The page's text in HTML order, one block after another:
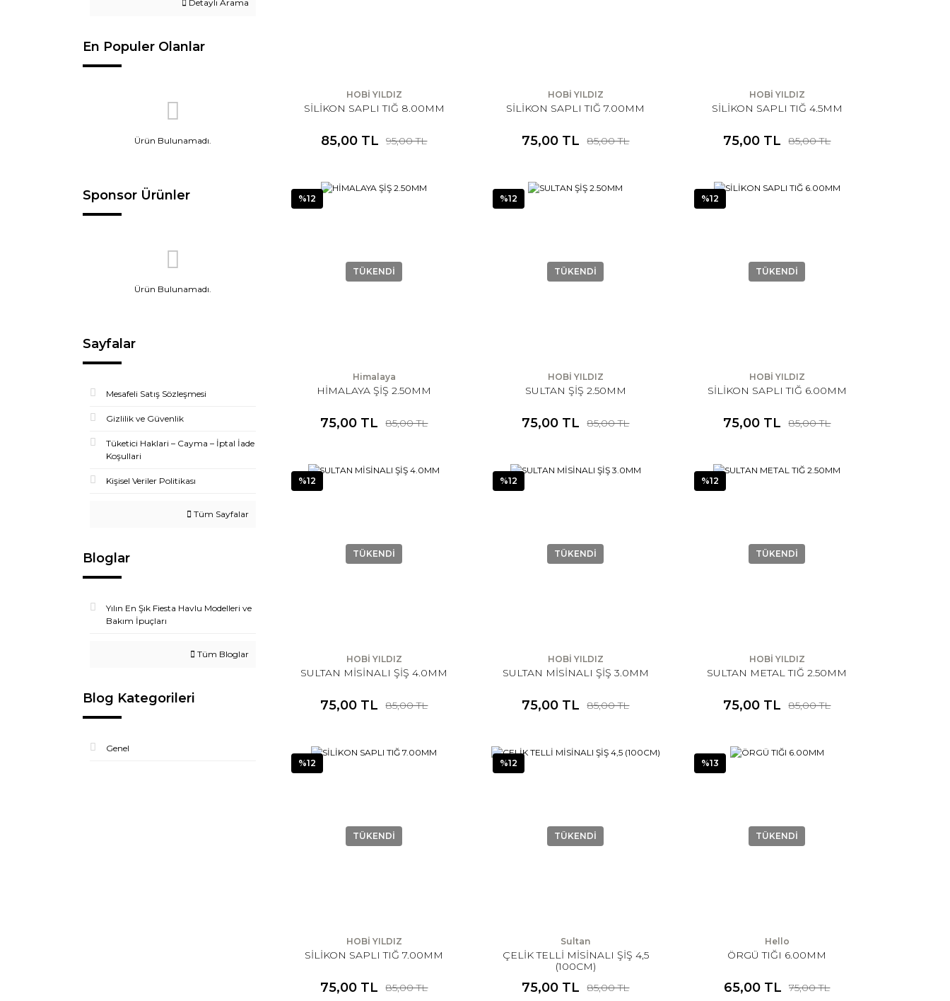
Detaylı Arama
En Populer Olanlar
Ürün Bulunamadı.
Sponsor Ürünler
Ürün Bulunamadı.
Sayfalar
Mesafeli Satış Sözleşmesi
Gizlilik ve Güvenlik
Tüketici Haklari – Cayma – İptal İade
Koşullari
Kişisel Veriler Politikası
Tüm Sayfalar
Bloglar
Yılın En Şık Fiesta Havlu Modelleri ve
Bakım İpuçları
Tüm Bloglar
Blog Kategorileri
Genel
HOBİ YILDIZ
SİLİKON SAPLI TIĞ 8.00MM
85,00 TL 95,00 TL
HOBİ YILDIZ
SİLİKON SAPLI TIĞ 7.00MM
75,00 TL 85,00 TL
HOBİ YILDIZ
SİLİKON SAPLI TIĞ 4.5MM
75,00 TL 85,00 TL
%12
TÜKENDİ
Himalaya
HİMALAYA ŞİŞ 2.50MM
75,00 TL 85,00 TL
%12
TÜKENDİ
HOBİ YILDIZ
SULTAN ŞİŞ 2.50MM
75,00 TL 85,00 TL
%12
TÜKENDİ
HOBİ YILDIZ
SİLİKON SAPLI TIĞ 6.00MM
75,00 TL 85,00 TL
%12
TÜKENDİ
HOBİ YILDIZ
SULTAN MİSİNALI ŞİŞ 4.0MM
75,00 TL 85,00 TL
%12
TÜKENDİ
HOBİ YILDIZ
SULTAN MİSİNALI ŞİŞ 3.0MM
75,00 TL 85,00 TL
%12
TÜKENDİ
HOBİ YILDIZ
SULTAN METAL TIĞ 2.50MM
75,00 TL 85,00 TL
%12
TÜKENDİ
HOBİ YILDIZ
SİLİKON SAPLI TIĞ 7.00MM
75,00 TL 85,00 TL
%12
TÜKENDİ
Sultan
ÇELİK TELLİ MİSİNALI ŞİŞ 4,5
(100CM)
75,00 TL 85,00 TL
%13
TÜKENDİ
Hello
ÖRGÜ TIĞI 6.00MM
65,00 TL 75,00 TL